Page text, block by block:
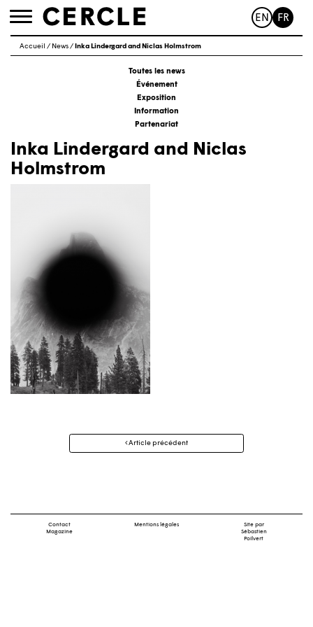
Toggle
EN FR
Accueil / News/ Inka Lindergard and Niclas Holmstrom
Toutes les news
Événement
Exposition
Information
Partenariat
Inka Lindergard and Niclas
Holmstrom
Navigation
Article précédent
Contact
Magazine
Mentions légales
Site par
Sébastien
Poilvert